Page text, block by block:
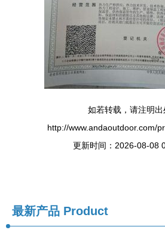
如若转载，请注明出
http://www.andaoutdoor.com/
更新时间：2026-08-08
最新产品 Product